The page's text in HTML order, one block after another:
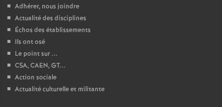
Adhérer, nous joindre
Actualité des disciplines
Échos des établissements
Ils ont osé
Le point sur ...
CSA, CAEN, GT...
Action sociale
Actualité culturelle et militante